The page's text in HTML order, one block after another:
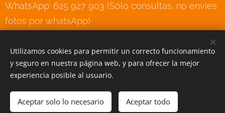
AÑADIR A LA CESTA
WhatsApp: 625 927 903 (Sólo consultas, no envíes
fotos por whatsApp)
Creado conWebnode Cookies
Utilizamos cookies para permitir un correcto funcionamiento
y seguro en nuestra página web, y para ofrecer la mejor
experiencia posible al usuario.
Aceptar solo lo necesario Aceptar todo